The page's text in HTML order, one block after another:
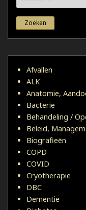
naar:
Afvallen
ALK
Anatomie,
Bacterie
Behandeling /
Beleid,
Biografieën
COPD
COVID
Cryotherapie
DBC
Dementie